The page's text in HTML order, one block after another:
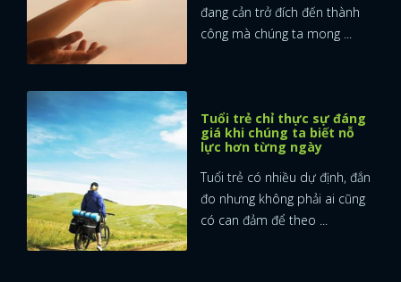
đang cản trở đích đến thành
công mà chúng ta mong ...
Tuổi trẻ chỉ thực sự đáng
giá khi chúng ta biết nỗ
lực hơn từng ngày
Tuổi trẻ có nhiều dự định, đắn
đo nhưng không phải ai cũng
có can đảm để theo ...